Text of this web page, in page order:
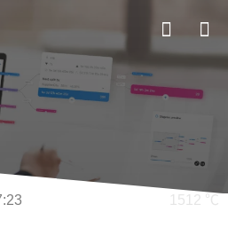
1512 ℃